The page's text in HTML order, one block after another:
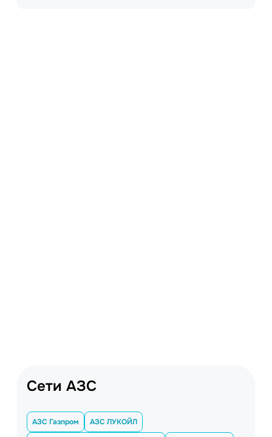
Сети АЗС
АЗС Газпром АЗС ЛУКОЙЛ